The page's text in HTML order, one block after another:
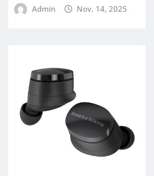
Admin Nov. 14, 2025